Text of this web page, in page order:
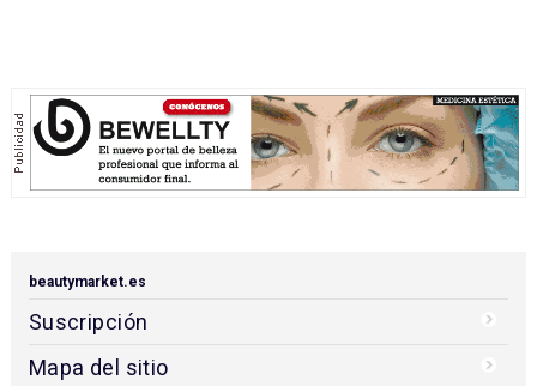
beautymarket.es
Suscripción
Mapa del sitio